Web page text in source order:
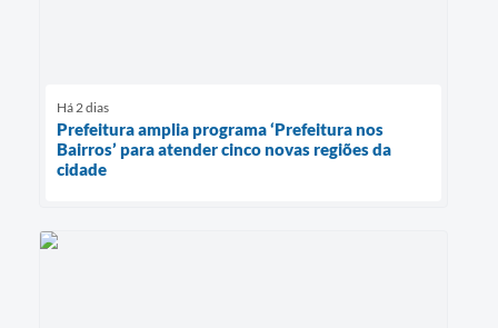
Há 2 dias
Prefeitura amplia programa ‘Prefeitura nos
Bairros’ para atender cinco novas regiões da
cidade